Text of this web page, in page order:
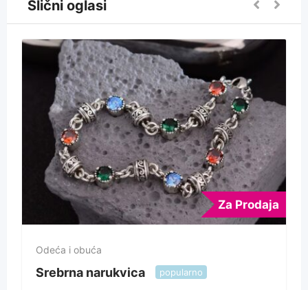
Slični oglasi
Za Prodaja
Odeća i obuća
Srebrna narukvica popularno